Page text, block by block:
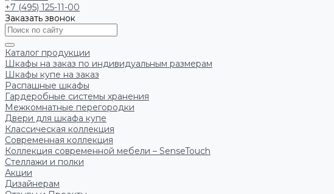
+7 (495) 125-11-00
Заказать звонок
Каталог продукции
Шкафы на заказ по индивидуальным размерам
Шкафы купе на заказ
Распашные шкафы
Гардеробные системы хранения
Межкомнатные перегородки
Двери для шкафа купе
Классическая коллекция
Современная коллекция
Коллекция современной мебели – SenseTouch
Стеллажи и полки
Акции
Дизайнерам